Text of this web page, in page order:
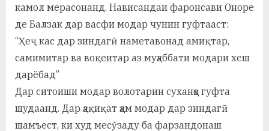
камол мерасонанд. Нависандаи фаронсави Оноре
де Балзак дар васфи модар чунин гуфтааст:
“Ҳеҷ кас дар зиндагӣ наметавонад амиқтар,
самимитар ва воқеитар аз муҳаббати модари хеш
дарёбад”
Дар ситоиши модар волотарин суханҳо гуфта
шудаанд. Дар ҳақиқат ҳам модар дар зиндагӣ
шамъест, ки худ месӯзаду ба фарзандонаш